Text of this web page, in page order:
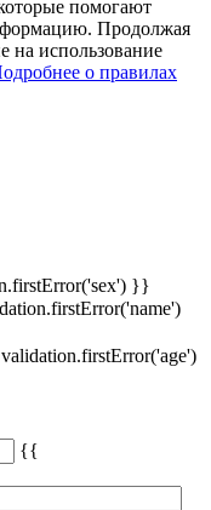
помогают
Продолжая
на использование
о правилах
}}
{{